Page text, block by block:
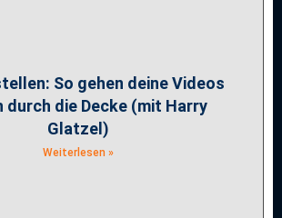
So gehen deine Videos
durch die Decke (mit Harry
Glatzel)
Weiterlesen »